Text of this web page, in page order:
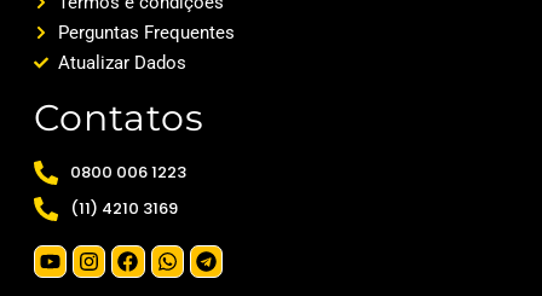
Perguntas Frequentes
Atualizar Dados
Contatos
0800 006 1223
(11) 4210 3169